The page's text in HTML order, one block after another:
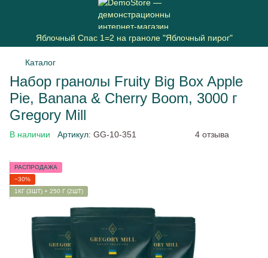
Яблочный Спас 1=2 на граноле "Яблочный пирог"
Каталог
Набор гранолы Fruity Big Box Apple
Pie, Banana & Cherry Boom, 3000 г
Gregory Mill
В наличии Артикул: GG-10-351 4 отзыва
РАСПРОДАЖА
−30%
1КГ (3ШТ) + 250 Г (2ШТ)